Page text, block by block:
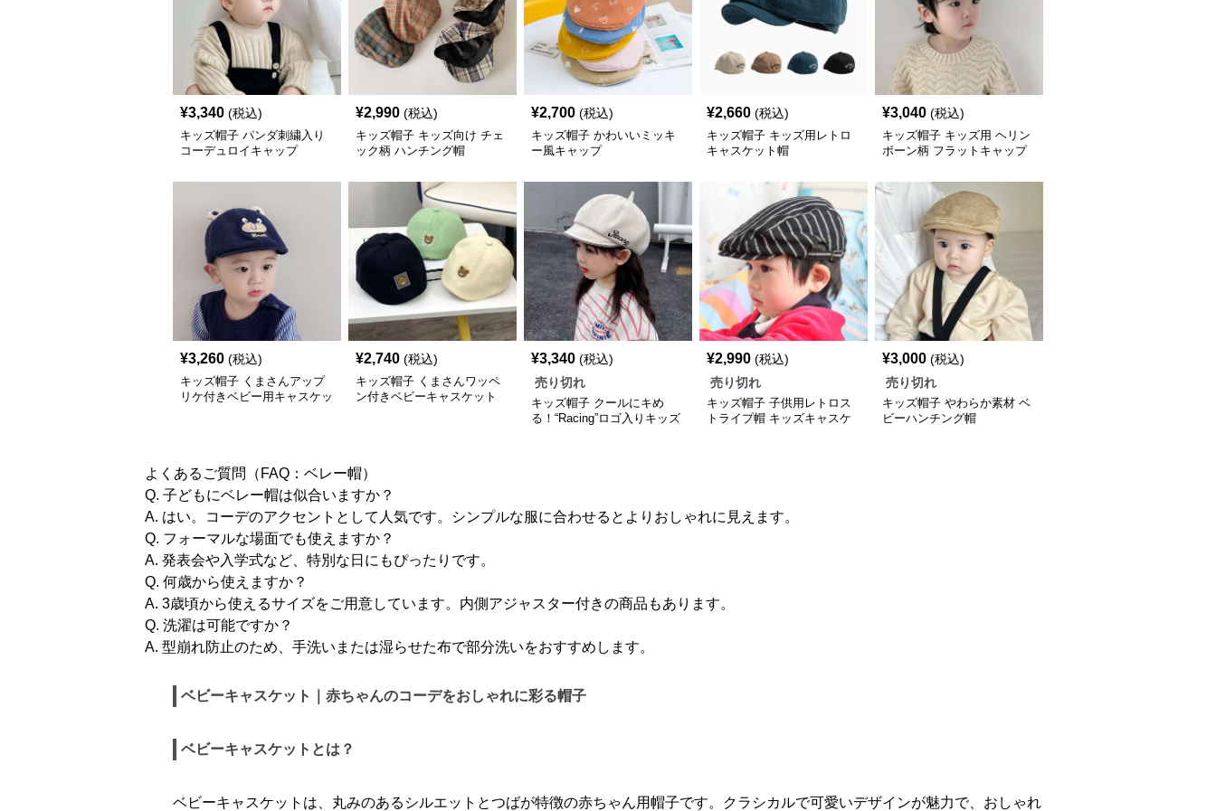
¥3,340 (税込)
キッズ帽子 パンダ刺繍入り
コーデュロイキャップ
¥2,990 (税込)
キッズ帽子 キッズ向け チェ
ック柄 ハンチング帽
¥2,700 (税込)
キッズ帽子 かわいいミッキ
ー風キャップ
¥2,660 (税込)
キッズ帽子 キッズ用レトロ
キャスケット帽
¥3,040 (税込)
キッズ帽子 キッズ用 ヘリン
ボーン柄 フラットキャップ
¥3,260 (税込)
キッズ帽子 くまさんアップ
リケ付きベビー用キャスケッ
¥2,740 (税込)
キッズ帽子 くまさんワッペ
ン付きベビーキャスケット
¥3,340 (税込)
売り切れ
キッズ帽子 クールにキめ
る！“Racing”ロゴ入りキッズ
¥2,990 (税込)
売り切れ
キッズ帽子 子供用レトロス
トライプ帽 キッズキャスケ
¥3,000 (税込)
売り切れ
キッズ帽子 やわらか素材 ベ
ビーハンチング帽
よくあるご質問（FAQ：ベレー帽）
Q. 子どもにベレー帽は似合いますか？
A. はい。コーデのアクセントとして人気です。シンプルな服に合わせるとよりおしゃれに見えます。
Q. フォーマルな場面でも使えますか？
A. 発表会や入学式など、特別な日にもぴったりです。
Q. 何歳から使えますか？
A. 3歳頃から使えるサイズをご用意しています。内側アジャスター付きの商品もあります。
Q. 洗濯は可能ですか？
A. 型崩れ防止のため、手洗いまたは湿らせた布で部分洗いをおすすめします。
ベビーキャスケット｜赤ちゃんのコーデをおしゃれに彩る帽子
ベビーキャスケットとは？
ベビーキャスケットは、丸みのあるシルエットとつばが特徴の赤ちゃん用帽子です。クラシカルで可愛いデザインが魅力で、おしゃれ